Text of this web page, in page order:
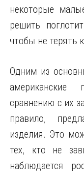
некоторые
решить
чтобы не терять
Одним из
американские
сравнению с их
правило,
изделия. Это
тех, кто не
наблюдается